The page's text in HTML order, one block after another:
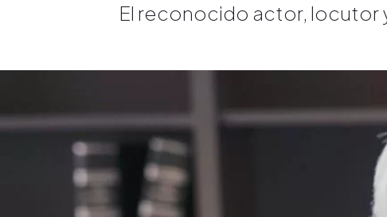
El reconocido actor, locutor